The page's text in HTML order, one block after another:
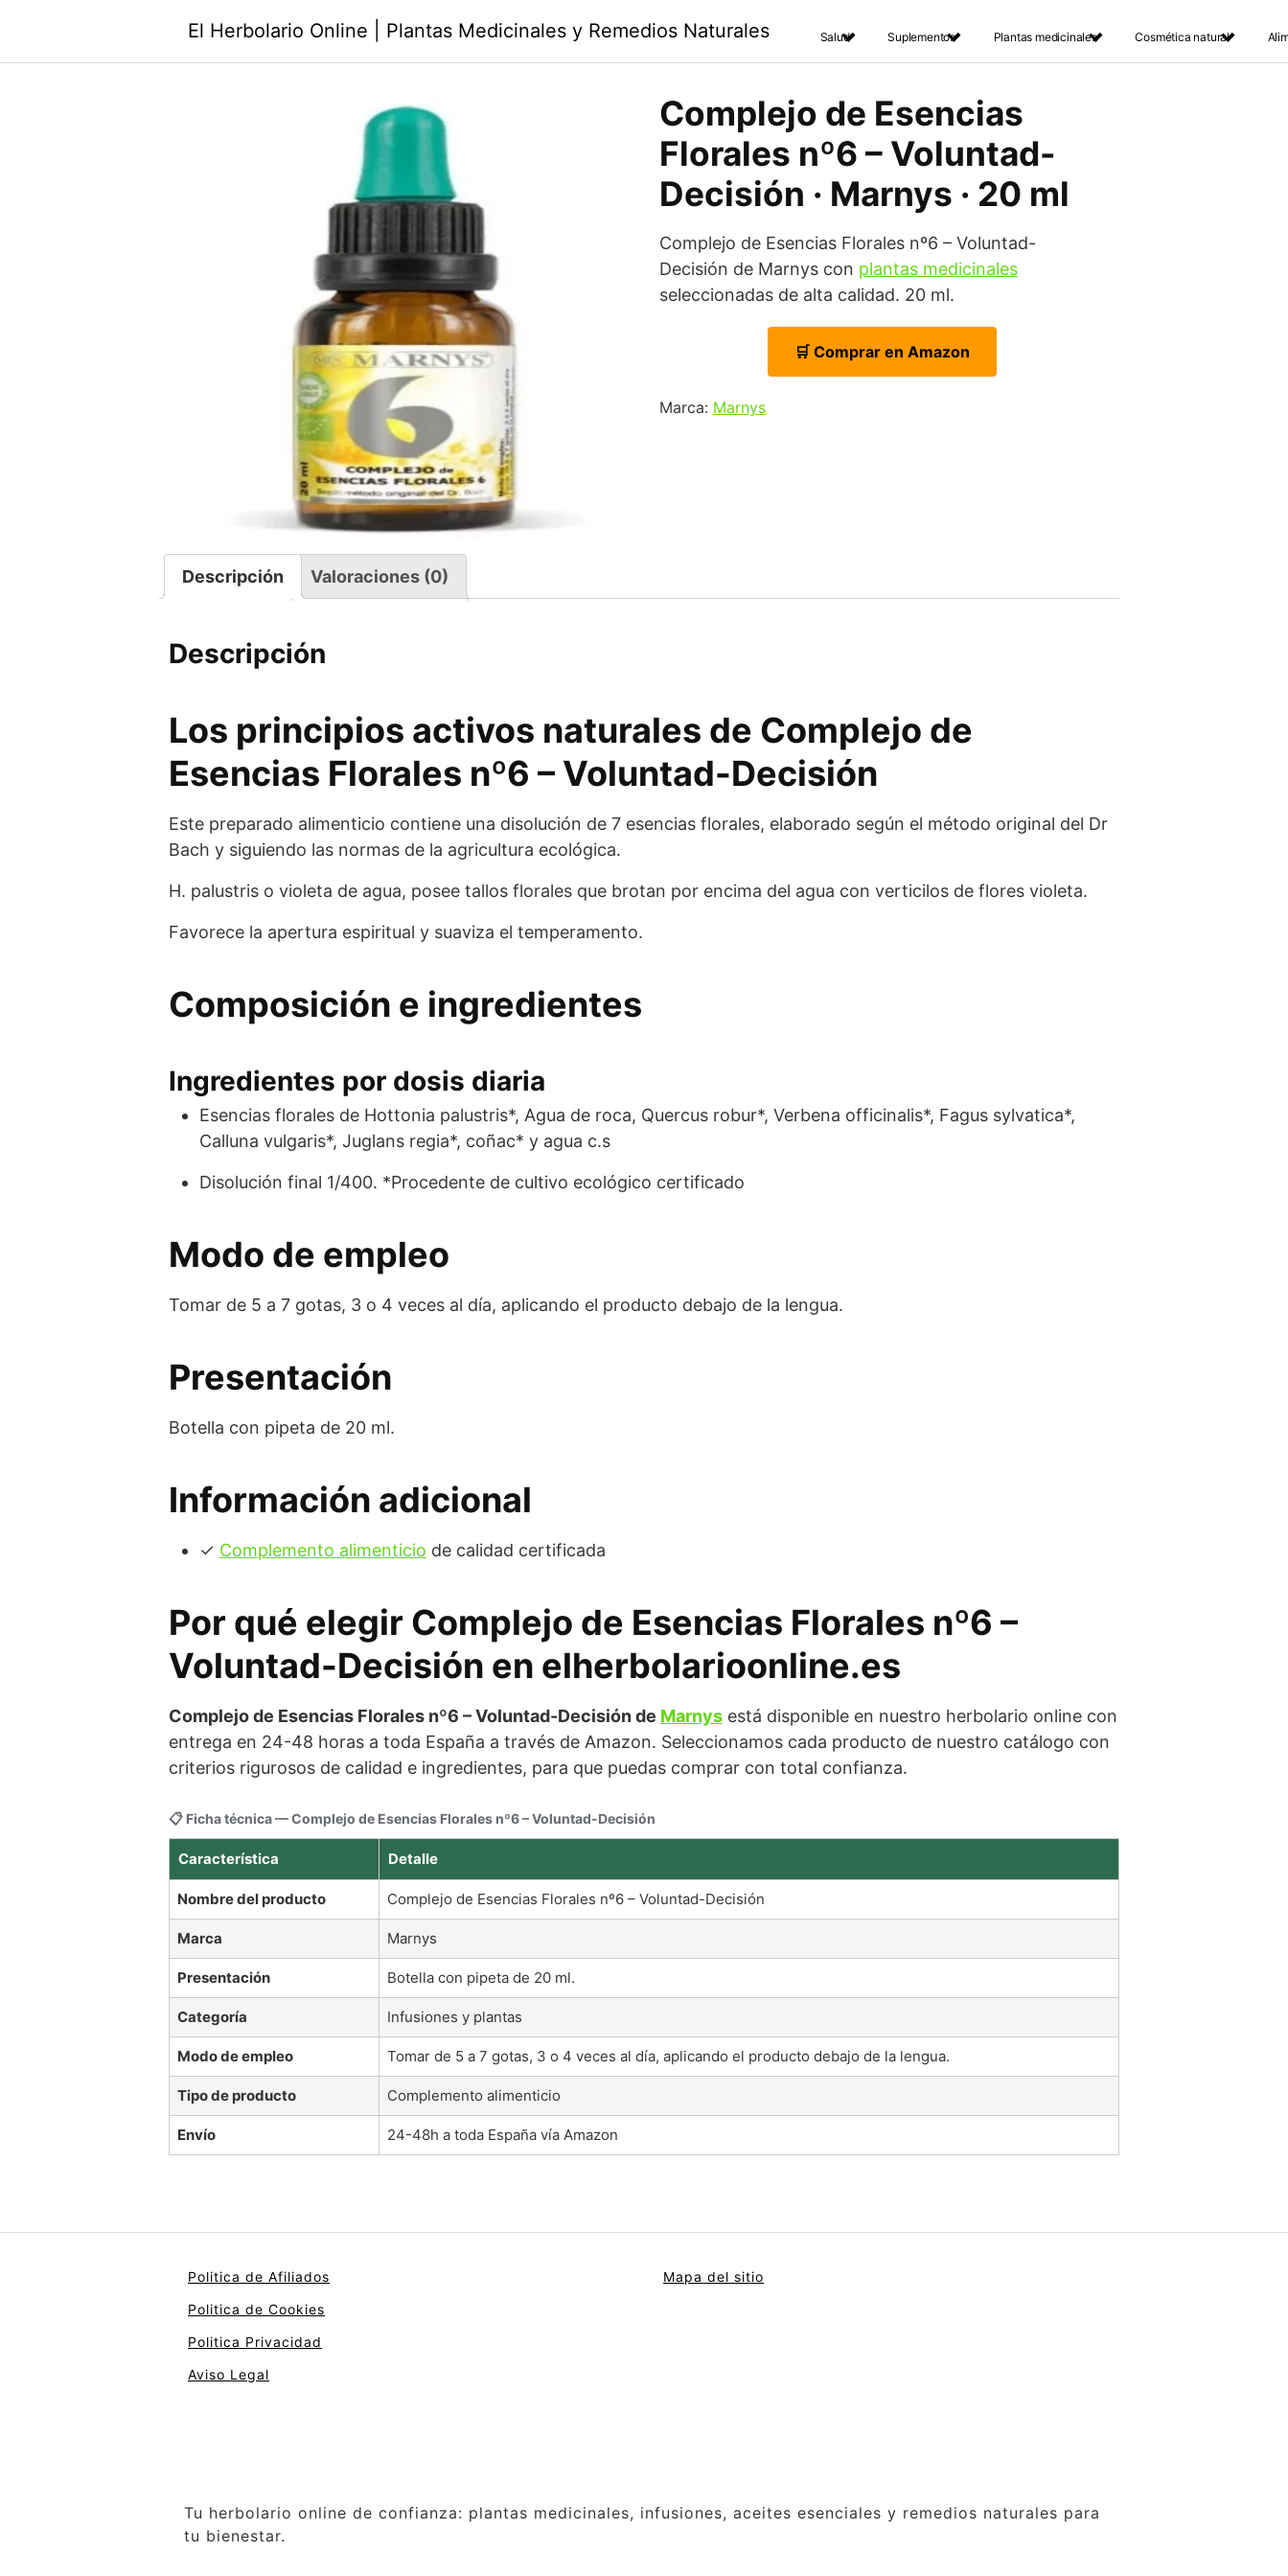
El Herbolario Online | Plantas Medicinales y Remedios Naturales Salud Suplementos Plantas medicinales Cosmética natural
Complejo de Esencias
Florales nº6 – Voluntad-
Decisión · Marnys · 20 ml
Complejo de Esencias Florales nº6 – Voluntad-
Decisión de Marnys con plantas medicinales
seleccionadas de alta calidad. 20 ml.
🛒 Comprar en Amazon
Marca: Marnys
Descripción Valoraciones (0)
Descripción
Los principios activos naturales de Complejo de
Esencias Florales nº6 – Voluntad-Decisión
Este preparado alimenticio contiene una disolución de 7 esencias florales, elaborado según el método original del Dr
Bach y siguiendo las normas de la agricultura ecológica.
H. palustris o violeta de agua, posee tallos florales que brotan por encima del agua con verticilos de flores violeta.
Favorece la apertura espiritual y suaviza el temperamento.
Composición e ingredientes
Ingredientes por dosis diaria
Esencias florales de Hottonia palustris*, Agua de roca, Quercus robur*, Verbena officinalis*, Fagus sylvatica*,
Calluna vulgaris*, Juglans regia*, coñac* y agua c.s
Disolución final 1/400. *Procedente de cultivo ecológico certificado
Modo de empleo
Tomar de 5 a 7 gotas, 3 o 4 veces al día, aplicando el producto debajo de la lengua.
Presentación
Botella con pipeta de 20 ml.
Información adicional
✓ Complemento alimenticio de calidad certificada
Por qué elegir Complejo de Esencias Florales nº6 –
Voluntad-Decisión en elherbolarioonline.es
Complejo de Esencias Florales nº6 – Voluntad-Decisión de Marnys está disponible en nuestro herbolario online con
entrega en 24-48 horas a toda España a través de Amazon. Seleccionamos cada producto de nuestro catálogo con
criterios rigurosos de calidad e ingredientes, para que puedas comprar con total confianza.
📋 Ficha técnica — Complejo de Esencias Florales nº6 – Voluntad-Decisión
Característica Detalle
Nombre del producto Complejo de Esencias Florales nº6 – Voluntad-Decisión
Marca Marnys
Presentación Botella con pipeta de 20 ml.
Categoría Infusiones y plantas
Modo de empleo Tomar de 5 a 7 gotas, 3 o 4 veces al día, aplicando el producto debajo de la lengua.
Tipo de producto Complemento alimenticio
Envío 24-48h a toda España vía Amazon
Politica de Afiliados
Politica de Cookies
Politica Privacidad
Aviso Legal
Mapa del sitio
Tu herbolario online de confianza: plantas medicinales, infusiones, aceites esenciales y remedios naturales para
tu bienestar.